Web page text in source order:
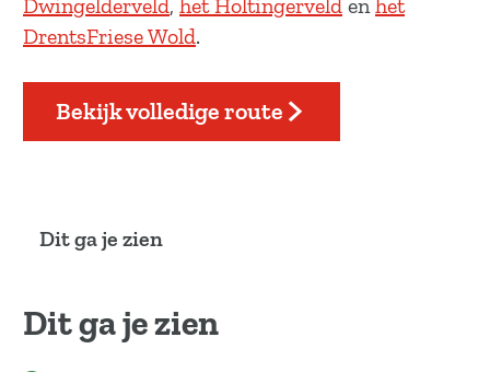
Dwingelderveld, het Holtingerveld enhet
DrentsFriese Wold.
Bekijk volledige route
Dit ga je zien
Dit ga je zien